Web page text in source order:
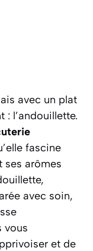
avec un plat
: l’andouillette.
fascine
ses arômes
avec soin,
vous
et de